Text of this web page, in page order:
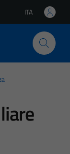
Lingua attiva:
ITA